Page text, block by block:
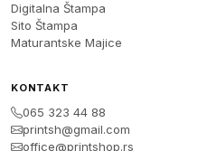
Digitalna Štampa
Sito Štampa
Maturantske Majice
KONTAKT
065 323 44 88
printsh@gmail.com
office@printshop.rs